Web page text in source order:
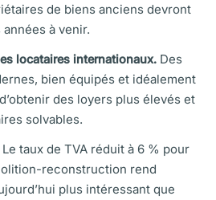
de biens anciens devront
à venir.
locataires internationaux. Des
bien équipés et idéalement
des loyers plus élevés et
solvables.
Le taux de TVA réduit à 6 % pour
reconstruction rend
plus intéressant que